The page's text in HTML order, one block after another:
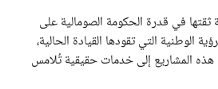
ثقتها في قدرة الحكومة الصومالية على
الوطنية التي تقودها القيادة الحالية،
المشاريع إلى خدمات حقيقية تُلامس